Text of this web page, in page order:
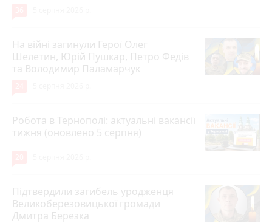
На війні загинули Герої Олег
Шелетин, Юрій Пушкар, Петро Федів
та Володимир Паламарчук
Робота в Тернополі: актуальні вакансії
тижня (оновлено 5 серпня)
Підтвердили загибель уродженця
Великоберезовицької громади
Дмитра Березка